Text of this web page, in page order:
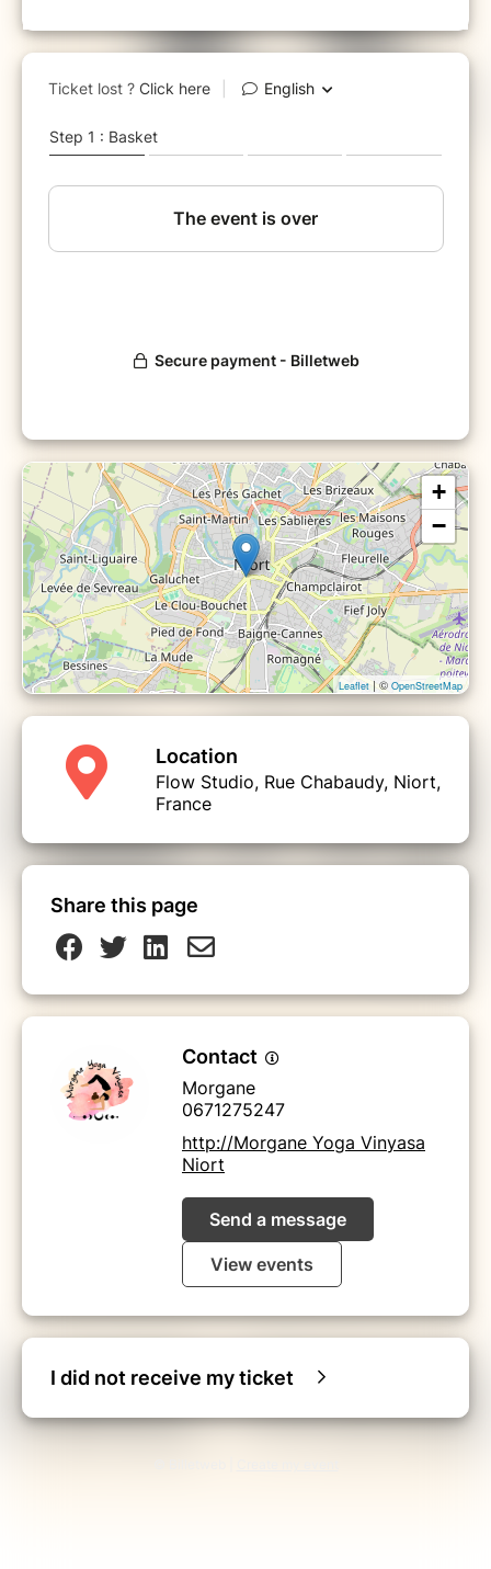
relâchement et l'hydratation des tissus. Entre
chaque posture, il est conseillé de maintenir la
lenteur pour conserver les bienfaits de la
libération profonde.
C'est une pratique qui amène à l'introspection
et au lâcher-prise. Ce n'est pas recommandé
en cas de troubles psychologiques.
Pendant cet atelier de yin yoga et à l'occasion
de la période estivale, nous prendrons le
nous explorerons.
+
−
Leaflet| © OpenStreetMap
Location
Flow Studio, Rue Chabaudy, Niort,
France
Share this page
Contact
Morgane
0671275247
http://Morgane Yoga Vinyasa
Niort
Send a message
View events
I did not receive my ticket